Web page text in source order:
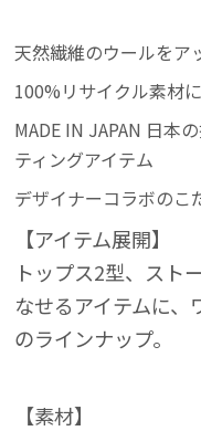
天然繊維のウールをア
100%リサイクル素材
MADE IN JAPAN 日本
ティングアイテム
デザイナーコラボのこ
【アイテム展開】
トップス2型、スト
なせるアイテムに
のラインナップ。
【素材】